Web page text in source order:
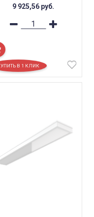
9 925,56 руб.